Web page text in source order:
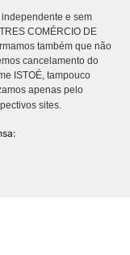
independente e sem
COMÉRCIO DE
também que não
cancelamento do
ISTOÉ, tampouco
apenas pelo
sites.